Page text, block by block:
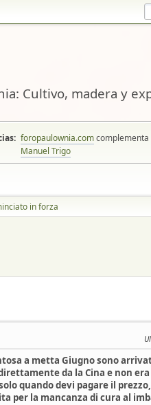
Cultivo, madera y
foropaulownia.com
Manuel Trigo
in forza
a metta Giugno sono
da la Cina e non
quando devi pagare il
per la mancanza di cura al